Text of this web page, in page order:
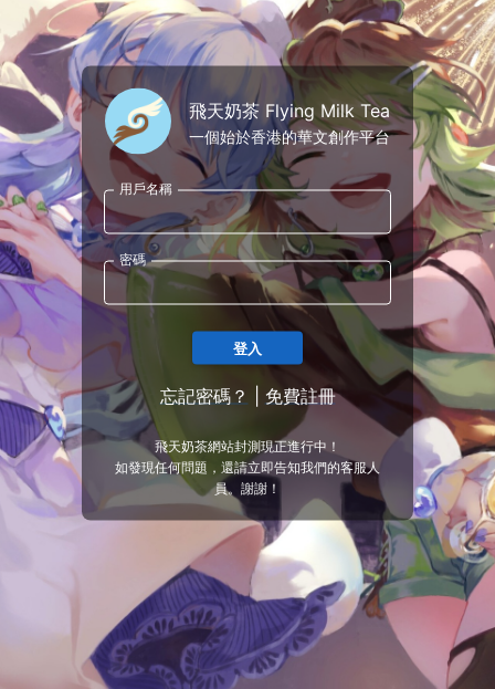
飛天奶茶 Flying Milk Tea
一個始於香港的華文創作平台
用戶名稱
密碼
登入
忘記密碼？ 免費註冊
飛天奶茶網站封測現正進行中！
如發現任何問題，還請立即告知我們的客服人
員。謝謝！